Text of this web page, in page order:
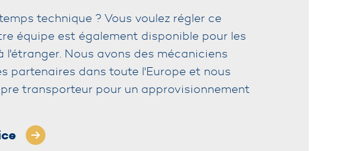
technique ? Vous voulez régler ce
équipe est également disponible pour les
l'étranger. Nous avons des mécaniciens
partenaires dans toute l'Europe et nous
transporteur pour un approvisionnement